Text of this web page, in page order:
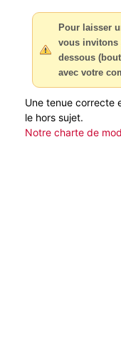
Pour laisser
vous invitons
dessous
avec votre
Une tenue correcte
le hors sujet.
Notre charte de